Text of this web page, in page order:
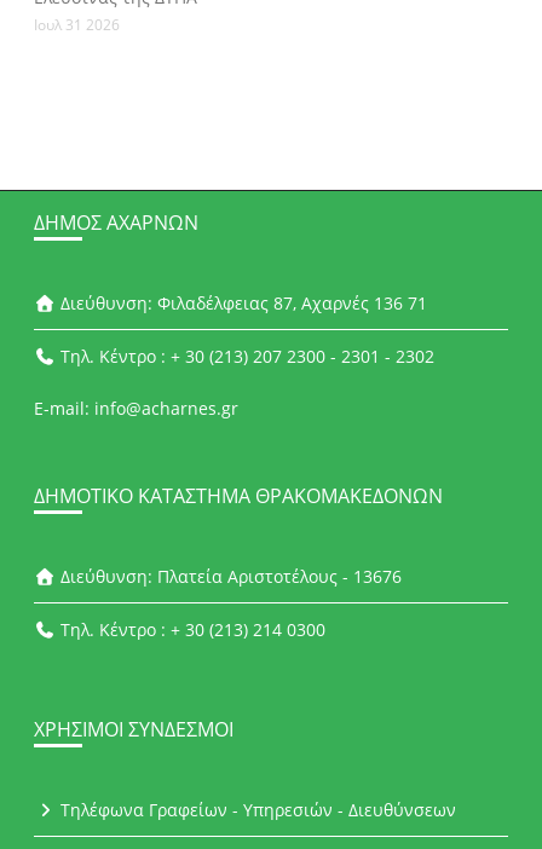
Ιουλ 31 2026
ΔΉΜΟΣ ΑΧΑΡΝΏΝ
Διεύθυνση: Φιλαδέλφειας 87, Αχαρνές 136 71
Τηλ. Κέντρο : + 30 (213) 207 2300 - 2301 - 2302
E-mail: info@acharnes.gr
ΔΗΜΟΤΙΚΌ ΚΑΤΆΣΤΗΜΑ ΘΡΑΚΟΜΑΚΕΔΌΝΩΝ
Διεύθυνση: Πλατεία Αριστοτέλους - 13676
Τηλ. Κέντρο : + 30 (213) 214 0300
ΧΡΉΣΙΜΟΙ ΣΎΝΔΕΣΜΟΙ
Τηλέφωνα Γραφείων - Υπηρεσιών - Διευθύνσεων